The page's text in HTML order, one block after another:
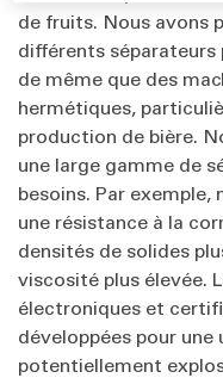
de fruits. Nous avons
différents séparateurs
de même que des
hermétiques,
production de bière.
une large gamme de
besoins. Par exemple,
une résistance à la
densités de solides
viscosité plus élevée.
électroniques et
développées pour
potentiellement